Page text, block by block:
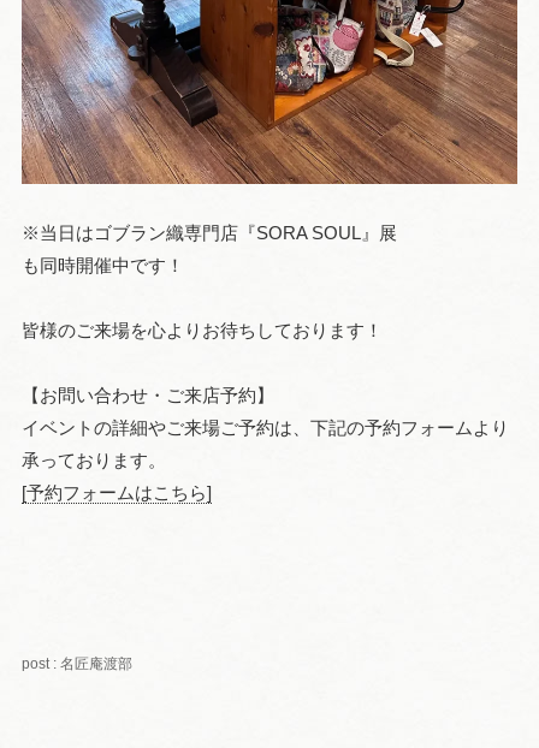
※当日はゴブラン織専門店『SORA SOUL』展
も同時開催中です！
皆様のご来場を心よりお待ちしております！
【お問い合わせ・ご来店予約】
イベントの詳細やご来場ご予約は、下記の予約フォームより
承っております。
[予約フォームはこちら]
post : 名匠庵渡部